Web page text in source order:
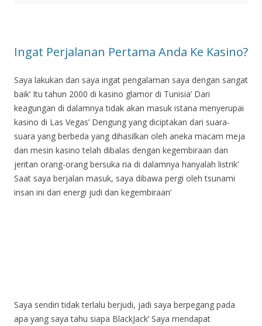
Ingat Perjalanan Pertama Anda Ke Kasino?
Saya lakukan dan saya ingat pengalaman saya dengan sangat
baik’ Itu tahun 2000 di kasino glamor di Tunisia’ Dari
keagungan di dalamnya tidak akan masuk istana menyerupai
kasino di Las Vegas’ Dengung yang diciptakan dari suara-
suara yang berbeda yang dihasilkan oleh aneka macam meja
dan mesin kasino telah dibalas dengan kegembiraan dan
jeritan orang-orang bersuka ria di dalamnya hanyalah listrik’
Saat saya berjalan masuk, saya dibawa pergi oleh tsunami
insan ini dari energi judi dan kegembiraan’
Saya sendiri tidak terlalu berjudi, jadi saya berpegang pada
apa yang saya tahu siapa BlackJack’ Saya mendapat